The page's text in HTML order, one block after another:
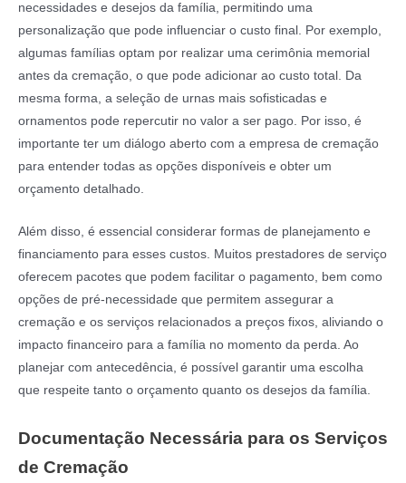
necessidades e desejos da família, permitindo uma
personalização que pode influenciar o custo final. Por exemplo,
algumas famílias optam por realizar uma cerimônia memorial
antes da cremação, o que pode adicionar ao custo total. Da
mesma forma, a seleção de urnas mais sofisticadas e
ornamentos pode repercutir no valor a ser pago. Por isso, é
importante ter um diálogo aberto com a empresa de cremação
para entender todas as opções disponíveis e obter um
orçamento detalhado.
Além disso, é essencial considerar formas de planejamento e
financiamento para esses custos. Muitos prestadores de serviço
oferecem pacotes que podem facilitar o pagamento, bem como
opções de pré-necessidade que permitem assegurar a
cremação e os serviços relacionados a preços fixos, aliviando o
impacto financeiro para a família no momento da perda. Ao
planejar com antecedência, é possível garantir uma escolha
que respeite tanto o orçamento quanto os desejos da família.
Documentação Necessária para os Serviços
de Cremação